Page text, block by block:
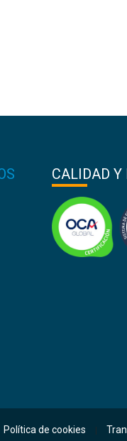
CALIDAD Y
Política de cookies